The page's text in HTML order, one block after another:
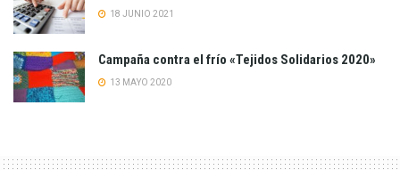
18 JUNIO 2021
Campaña contra el frío «Tejidos Solidarios 2020»
13 MAYO 2020